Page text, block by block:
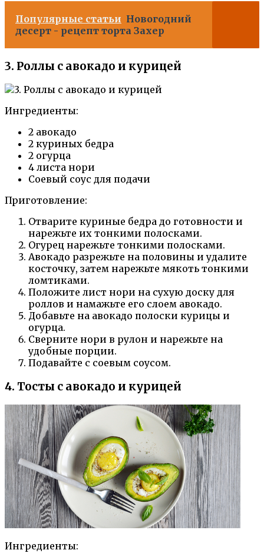
Популярные статьи Новогодний
десерт - рецепт торта Захер
3. Роллы с авокадо и курицей
Ингредиенты:
2 авокадо
2 куриных бедра
2 огурца
4 листа нори
Соевый соус для подачи
Приготовление:
Отварите куриные бедра до готовности и
нарежьте их тонкими полосками.
Огурец нарежьте тонкими полосками.
Авокадо разрежьте на половины и удалите
косточку, затем нарежьте мякоть тонкими
ломтиками.
Положите лист нори на сухую доску для
роллов и намажьте его слоем авокадо.
Добавьте на авокадо полоски курицы и
огурца.
Сверните нори в рулон и нарежьте на
удобные порции.
Подавайте с соевым соусом.
4. Тосты с авокадо и курицей
Ингредиенты: